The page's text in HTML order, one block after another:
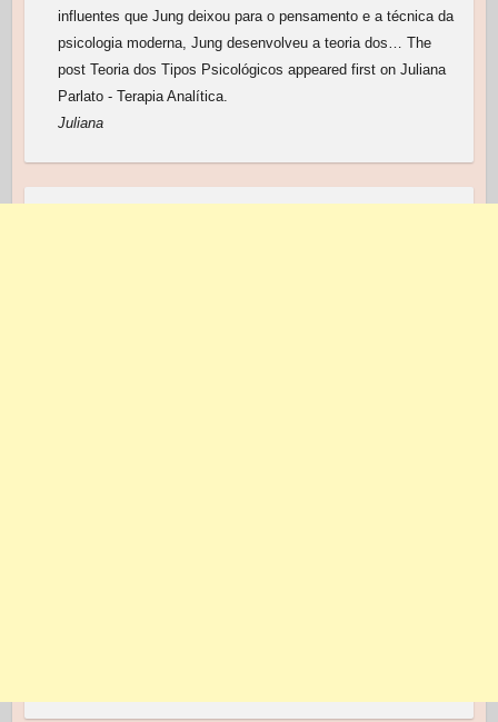
influentes que Jung deixou para o pensamento e a técnica da
psicologia moderna, Jung desenvolveu a teoria dos… The
post Teoria dos Tipos Psicológicos appeared first on Juliana
Parlato - Terapia Analítica.
Juliana